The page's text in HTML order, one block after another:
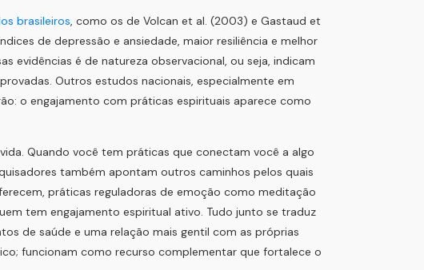
brasileiros, como os de Volcan et al. (2003) e Gastaud et
de depressão e ansiedade, maior resiliência e melhor
evidências é de natureza observacional, ou seja, indicam
Outros estudos nacionais, especialmente em
o engajamento com práticas espirituais aparece como
Quando você tem práticas que conectam você a algo
também apontam outros caminhos pelos quais
práticas reguladoras de emoção como meditação
tem engajamento espiritual ativo. Tudo junto se traduz
de saúde e uma relação mais gentil com as próprias
funcionam como recurso complementar que fortalece o